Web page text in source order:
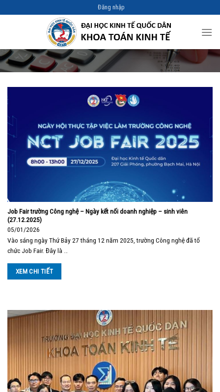
to
Đăng nhập
Job Fair trường Công nghệ – Ngày kết nối doanh nghiệp – sinh viên
(27.12.2025)
05/01/2026
Vào sáng ngày Thứ Bảy 27 tháng 12 năm 2025, trường Công nghệ đã tổ
chức Job Fair. Đây là …
XEM CHI TIẾT